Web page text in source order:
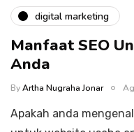
digital marketing
Manfaat SEO
Anda
ByArtha Nugraha Jonar
Apakah anda